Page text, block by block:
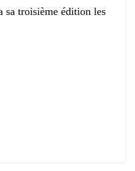
sa troisième édition les